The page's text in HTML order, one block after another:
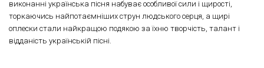
виконанні українська пісня набуває особливої сили і щирості,
торкаючись найпотаємніших струн людського серця, а щирі
оплески стали найкращою подякою за їхню творчість, талант і
відданість українській пісні.